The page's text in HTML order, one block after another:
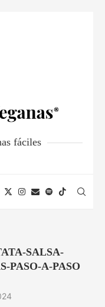
fáciles
SALSA-
PASO-A-PASO